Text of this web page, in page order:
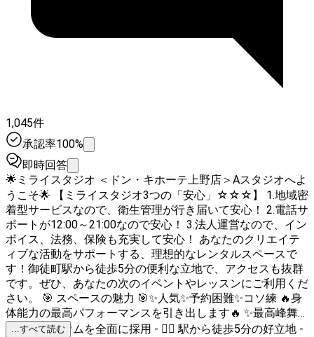
1,045件
承認率100%
即時回答
🌟ミライスタジオ ＜ドン・キホーテ上野店＞Aスタジオへよ
うこそ🌟 【ミライスタジオ3つの「安心」☆☆☆】 1.地域密
着型サービスなので、衛生管理が行き届いて安心！ 2.電話サ
ポートが12:00～21:00なので安心！ 3.法人運営なので、イン
ボイス、法務、保険も充実して安心！ あなたのクリエイテ
ィブな活動をサポートする、理想的なレンタルスペースで
す！御徒町駅から徒歩5分の便利な立地で、アクセスも抜群
です。ぜひ、あなたの次のイベントやレッスンにご利用くだ
さい。 🎯 スペースの魅力 🎯✨人気✨予約困難✨コソ練 🔥身
体能力の最高パフォーマンスを引き出します🔥 ✨最高峰舞
台床リノリウムを全面に採用 - 🚶‍♂️ 駅から徒歩5分の好立地 -
...すべて読む